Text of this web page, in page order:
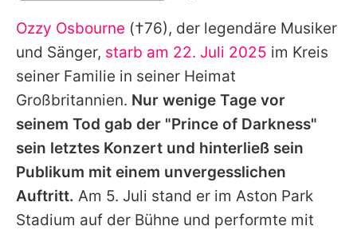
Alle Themen auf Promiflash
Jobs
App runterladen
Team
Redaktionelle Richtlinien
Impressum
Ozzy Osbourne (†76), der legendäre Musiker
und Sänger, starb am 22. Juli 2025 im Kreis
seiner Familie in seiner Heimat
Großbritannien. Nur wenige Tage vor
seinem Tod gab der "Prince of Darkness"
sein letztes Konzert und hinterließ sein
Publikum mit einem unvergesslichen
Auftritt. Am 5. Juli stand er im Aston Park
Stadium auf der Bühne und performte mit